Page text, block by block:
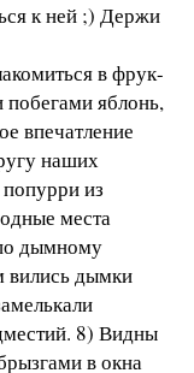
к ней ;) Держи
в фрук-
яблонь,
впечатление
наших
из
места
дымному
вились дымки
8) Видны
в окна